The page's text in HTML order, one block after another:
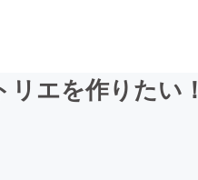
エを作りたい！